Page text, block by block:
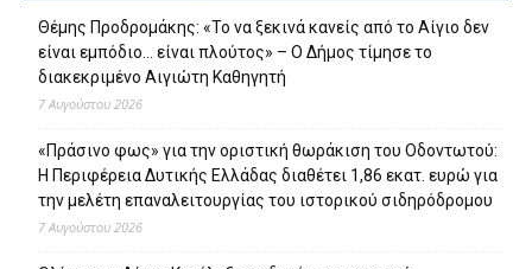
Θέμης Προδρομάκης: «Το να ξεκινά κανείς από το Αίγιο δεν
είναι εμπόδιο… είναι πλούτος» – O Δήμος τίμησε το
διακεκριμένο Αιγιώτη Καθηγητή
7 Αυγούστου 2026
«Πράσινο φως» για την οριστική θωράκιση του Οδοντωτού:
Η Περιφέρεια Δυτικής Ελλάδας διαθέτει 1,86 εκατ. ευρώ για
την μελέτη επαναλειτουργίας του ιστορικού σιδηρόδρομου
7 Αυγούστου 2026